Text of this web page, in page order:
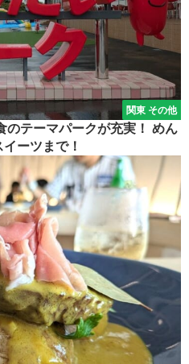
関東 その他
のテーマパークが充実！ めん
ーツまで！